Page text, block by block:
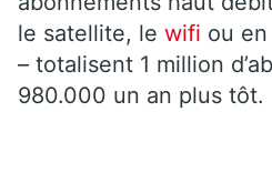
le satellite, le wifi ou
– totalisent 1 million
980.000 un an plus tôt.